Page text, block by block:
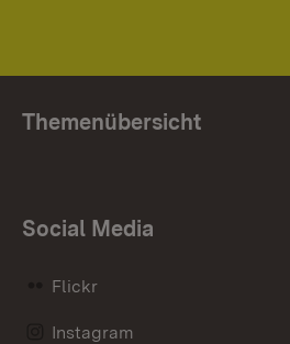
Themenübersicht
Social Media
Flickr
Instagram